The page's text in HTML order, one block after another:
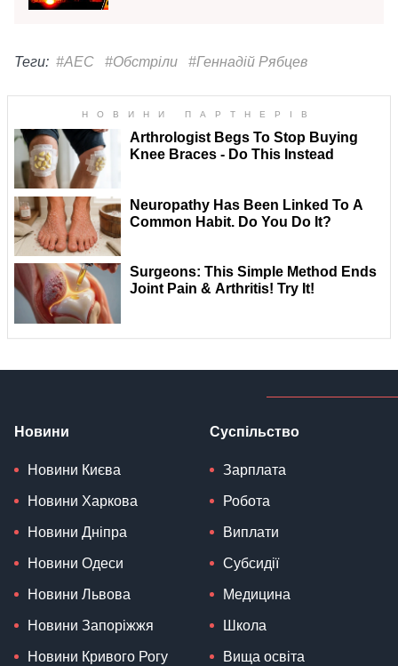
Теги: #АЕС #Обстріли #Геннадій Рябцев
Новини
Новини Києва
Новини Харкова
Новини Дніпра
Новини Одеси
Новини Львова
Новини Запоріжжя
Новини Кривого Рогу
Суспільство
Зарплата
Робота
Виплати
Субсидії
Медицина
Школа
Вища освіта